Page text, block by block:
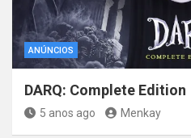
ANÚNCIOS
DARQ: Complete Edition
5 anos ago Menkay